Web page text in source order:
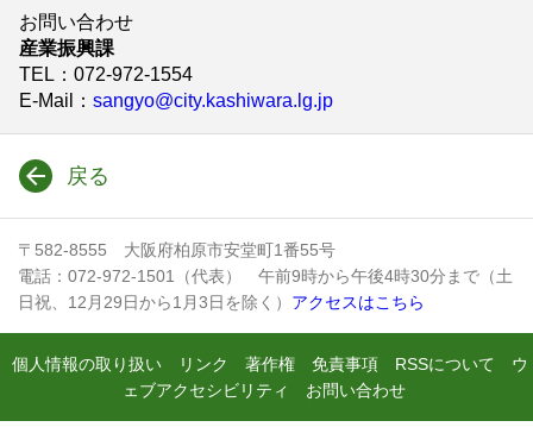
お問い合わせ
産業振興課
TEL ：072-972-1554
E-Mail
： sangyo@city.kashiwara.lg.jp
戻る
〒582-8555 大阪府柏原市安堂町1番55号
電話：072-972-1501（代表） 午前9時から午後4時30分まで（土
日祝、12月29日から1月3日を除く） アクセスはこちら
個人情報の取り扱い リンク 著作権 免責事項 RSSについて
ウ
ェブアクセシビリティ
お問い合わせ